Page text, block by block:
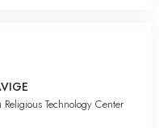
Technology Center